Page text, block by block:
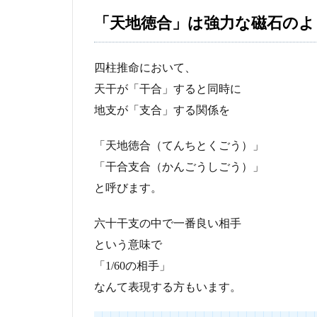
「天地徳合」は強力な磁石の
四柱推命において、
天干が「干合」すると同時に
地支が「支合」する関係を
「天地徳合（てんちとくごう）」
「干合支合（かんごうしごう）」
と呼びます。
六十干支の中で一番良い相手
という意味で
「1/60の相手」
なんて表現する方もいます。